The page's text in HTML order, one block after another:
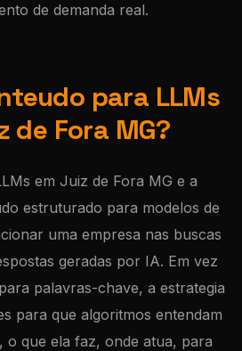
de demanda real.
para LLMs
de Fora MG?
em Juiz de Fora MG e a
estruturado para modelos de
uma empresa nas buscas
geradas por IA. Em vez
palavras-chave, a estrategia
para que algoritmos entendam
o que ela faz, onde atua, para